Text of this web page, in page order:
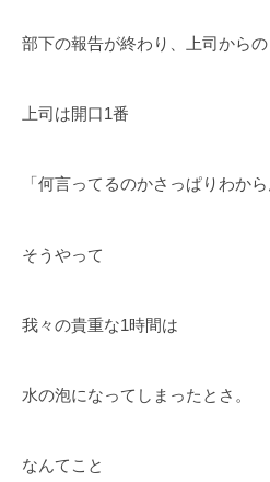
部下の報告が終わり、上司からの
上司は開口1番
「何言ってるのかさっぱりわから
そうやって
我々の貴重な1時間は
水の泡になってしまったとさ。
なんてこと